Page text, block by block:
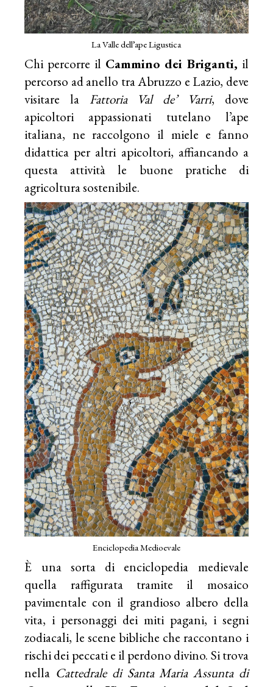
La Valle dell’ape Ligustica
Chi percorre il Cammino dei Briganti, il
percorso ad anello tra Abruzzo e Lazio, deve
visitare la Fattoria Val de’ Varri, dove
apicoltori appassionati tutelano l’ape
italiana, ne raccolgono il miele e fanno
didattica per altri apicoltori, affiancando a
questa attività le buone pratiche di
agricoltura sostenibile.
Enciclopedia Medioevale
È una sorta di enciclopedia medievale
quella raffigurata tramite il mosaico
pavimentale con il grandioso albero della
vita, i personaggi dei miti pagani, i segni
zodiacali, le scene bibliche che raccontano i
rischi dei peccati e il perdono divino. Si trova
nella Cattedrale di Santa Maria Assunta di